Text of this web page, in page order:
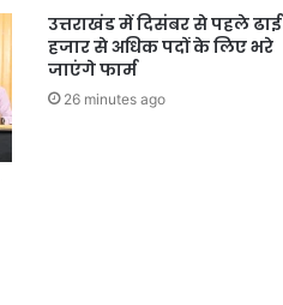
उत्तराखंड में दिसंबर से पहले ढाई
हजार से अधिक पदों के लिए भरे
जाएंगे फार्म
26 minutes ago